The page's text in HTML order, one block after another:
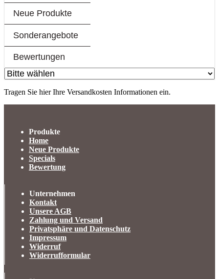
Neue Produkte
Sonderangebote
Bewertungen
Tragen Sie hier Ihre Versandkosten Informationen ein.
Produkte
Home
Neue Produkte
Specials
Bewertung
Unternehmen
Kontakt
Unsere AGB
Zahlung und Versand
Privatsphäre und Datenschutz
Impressum
Widerruf
Widerrufformular